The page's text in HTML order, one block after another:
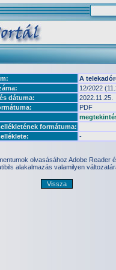
A
12/2022
dátuma:
2022.11.25.
PDF
formátuma:
-
olvasásához Adobe Reader
alakalmazás valamilyen